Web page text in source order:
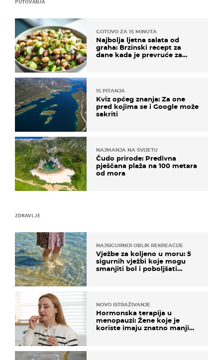
ZDRAVLJE
NAJSIGURNIJI OBLIK REKREACIJE
Vježbe za koljeno u moru: 5
sigurnih vježbi koje mogu
smanjiti bol i poboljšati
NOVO ISTRAŽIVANJE
Hormonska terapija u
menopauzi: Žene koje je
koriste imaju znatno manji
GOTOVO ZA 15 MINUTA
Najbolja ljetna salata od
graha: Brzinski recept za
dane kada je prevruće za
15 PITANJA
Kviz općeg znanja: Za one
pred kojima se i Google može
sakriti
NAJMANJA NA SVIJETU
Čudo prirode: Predivna
pješčana plaža na 100 metara
od mora